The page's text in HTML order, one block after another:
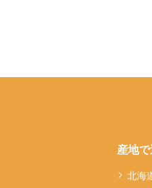
産地
北海